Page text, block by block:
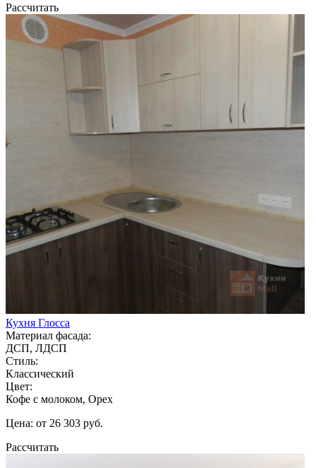
Рассчитать
Кухня Глосса
Материал фасада:
ДСП, ЛДСП
Стиль:
Классический
Цвет:
Кофе с молоком, Орех
Цена: от 26 303 руб.
Рассчитать